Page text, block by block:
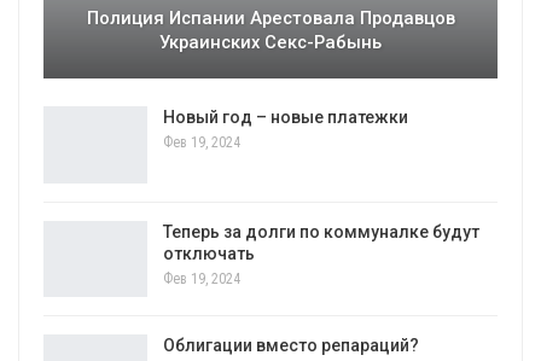
Полиция Испании Арестовала Продавцов
Украинских Секс-Рабынь
Новый год – новые платежки
Фев 19, 2024
Теперь за долги по коммуналке будут
отключать
Фев 19, 2024
Облигации вместо репараций?